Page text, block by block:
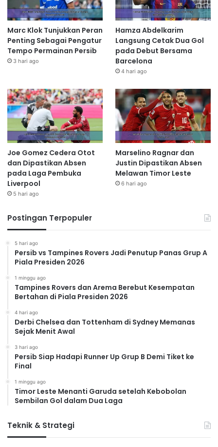
Marc Klok Tunjukkan Peran
Penting Sebagai Pengatur
Tempo Permainan Persib
3 hari ago
Hamza Abdelkarim
Langsung Cetak Dua Gol
pada Debut Bersama
Barcelona
4 hari ago
Joe Gomez Cedera Otot
dan Dipastikan Absen
pada Laga Pembuka
Liverpool
5 hari ago
Marselino Ragnar dan
Justin Dipastikan Absen
Melawan Timor Leste
6 hari ago
Postingan Terpopuler
5 hari ago
Persib vs Tampines Rovers Jadi Penutup Panas Grup A
Piala Presiden 2026
1 minggu ago
Tampines Rovers dan Arema Berebut Kesempatan
Bertahan di Piala Presiden 2026
4 hari ago
Derbi Chelsea dan Tottenham di Sydney Memanas
Sejak Menit Awal
3 hari ago
Persib Siap Hadapi Runner Up Grup B Demi Tiket ke
Final
1 minggu ago
Timor Leste Menanti Garuda setelah Kebobolan
Sembilan Gol dalam Dua Laga
Teknik & Strategi